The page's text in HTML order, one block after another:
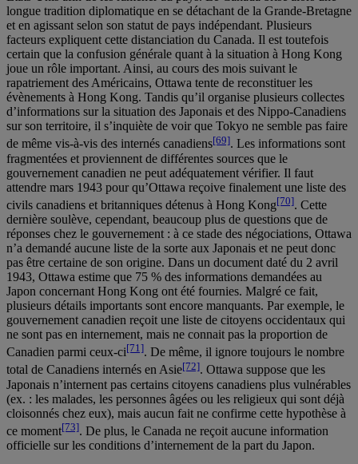
longue tradition diplomatique en se détachant de la Grande-Bretagne
et en agissant selon son statut de pays indépendant. Plusieurs
facteurs expliquent cette distanciation du Canada. Il est toutefois
certain que la confusion générale quant à la situation à Hong Kong
joue un rôle important. Ainsi, au cours des mois suivant le
rapatriement des Américains, Ottawa tente de reconstituer les
évènements à Hong Kong. Tandis qu’il organise plusieurs collectes
d’informations sur la situation des Japonais et des Nippo-Canadiens
sur son territoire, il s’inquiète de voir que Tokyo ne semble pas faire
de même vis-à-vis des internés canadiens[69]. Les informations sont
fragmentées et proviennent de différentes sources que le
gouvernement canadien ne peut adéquatement vérifier. Il faut
attendre mars 1943 pour qu’Ottawa reçoive finalement une liste des
civils canadiens et britanniques détenus à Hong Kong[70]. Cette
dernière soulève, cependant, beaucoup plus de questions que de
réponses chez le gouvernement : à ce stade des négociations, Ottawa
n’a demandé aucune liste de la sorte aux Japonais et ne peut donc
pas être certaine de son origine. Dans un document daté du 2 avril
1943, Ottawa estime que 75 % des informations demandées au
Japon concernant Hong Kong ont été fournies. Malgré ce fait,
plusieurs détails importants sont encore manquants. Par exemple, le
gouvernement canadien reçoit une liste de citoyens occidentaux qui
ne sont pas en internement, mais ne connait pas la proportion de
Canadien parmi ceux-ci[71]. De même, il ignore toujours le nombre
total de Canadiens internés en Asie[72]. Ottawa suppose que les
Japonais n’internent pas certains citoyens canadiens plus vulnérables
(ex. : les malades, les personnes âgées ou les religieux qui sont déjà
cloisonnés chez eux), mais aucun fait ne confirme cette hypothèse à
ce moment[73]. De plus, le Canada ne reçoit aucune information
officielle sur les conditions d’internement de la part du Japon.